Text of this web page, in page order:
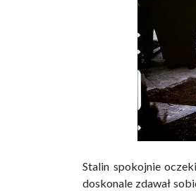
Stalin spokojnie
doskonale zdawał